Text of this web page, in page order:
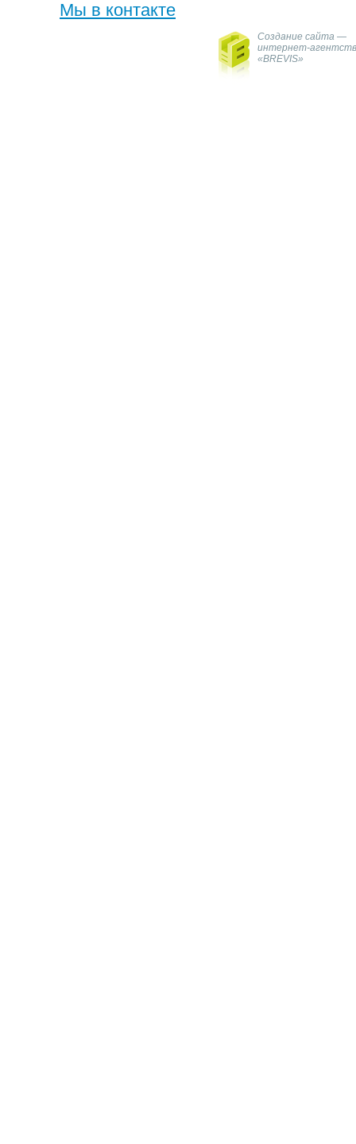
Мы в контакте
Создание сайта —
интернет-
«BREVIS»